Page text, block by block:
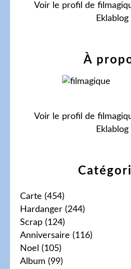
Carte (454)
Hardanger (244)
Scrap (124)
Anniversaire (116)
Noel (105)
Album (99)
Voir le profil de
Eklablog
À
Voir le profil de
Eklablog